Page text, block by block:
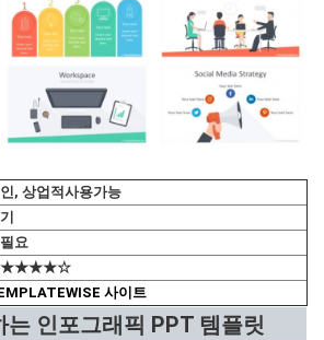
, 상업적사용가능
요
사이트
는 인포그래픽 PPT 템플릿